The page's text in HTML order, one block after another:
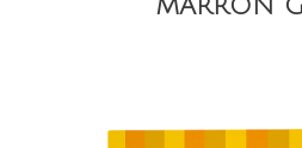
MARRON